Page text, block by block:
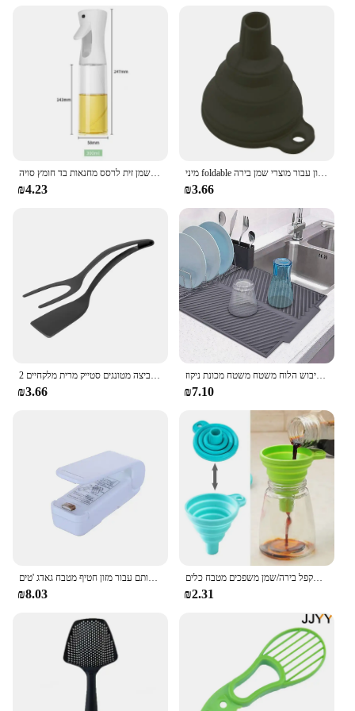
kitchens. With their durable build, these gadgets are
perfect for frequent use, providing reliable
performance every time. Whether you're a culinary
enthusiast or a professional chef, these gadgets are
sure to become a staple in your kitchen arsenal.
שמן תרסיס בקבוק מטבח מרסס שמן זית מרסס שמן זית לרסס מחנאות בד חומץ סויה
₪4.23
מיני foldable סיליקון מתקפל משפך סיליקון עבור מוצרי שמן בירה hooper אביזרים כלים פריטים
₪3.66
₪3.66
צלחת סיליקון מנקז מנה סיליקון צלחת סיליקון מנקז מחבת מטבח מחבתות לשטוף את משטח ייבוש הלוח משטח משטח מכונת ניקוז
₪7.10
₪8.03
מתקפל משפך סיליקון מתקפל משפך נייד משפכים עבור דלק הופר מתקפל בירה/שמן משפכים מטבח כלים
₪2.31